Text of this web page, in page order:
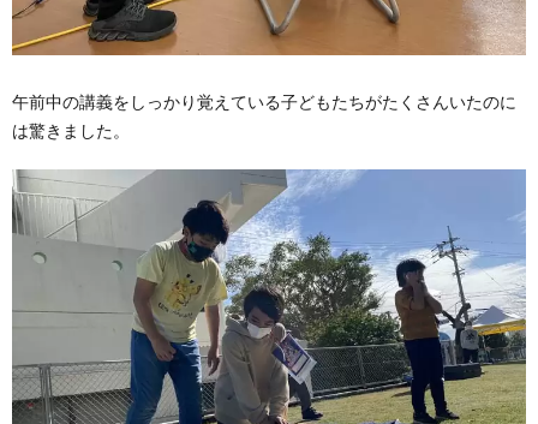
午前中の講義をしっかり覚えている子どもたちがたくさんいたのに
は驚きました。